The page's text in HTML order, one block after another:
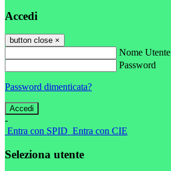
Accedi
button close ×
Nome Utente
Password
Password dimenticata?
-
Entra con SPID Entra con CIE
Seleziona utente